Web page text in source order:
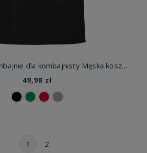
Fajnie jak na kombajnie dla kombajnisty Męska koszulka
49,98 zł
1 2